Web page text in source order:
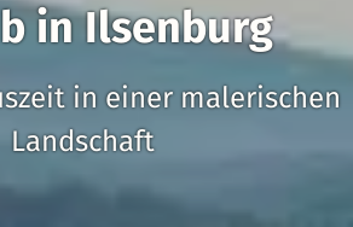
in Ilsenburg
in einer malerischen
Landschaft